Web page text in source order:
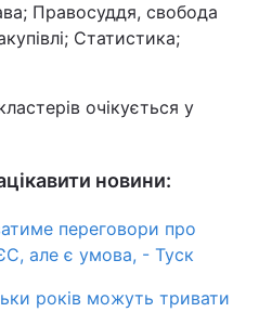
Правосуддя, свобода
Статистика;
очікується у
новини:
переговори про
але є умова, - Туск
років можуть тривати